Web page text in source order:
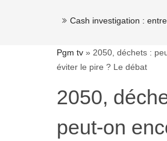
Cash investigation :
Pgm tv » 2050, déchets :
éviter le pire ? Le débat
2050,
peut-on